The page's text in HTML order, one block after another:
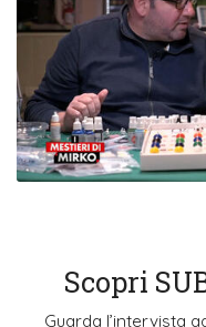
Scopri
Guarda l’intervista